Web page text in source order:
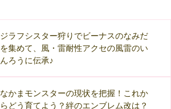
ジラフシスター狩りでビーナスのなみだ
を集めて、風・雷耐性アクセの風雷のい
んろうに伝承♪
なかまモンスターの現状を把握！これか
らどう育てよう？絆のエンブレム改は？